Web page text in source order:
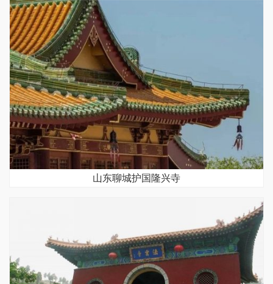
山东聊城护国隆兴寺